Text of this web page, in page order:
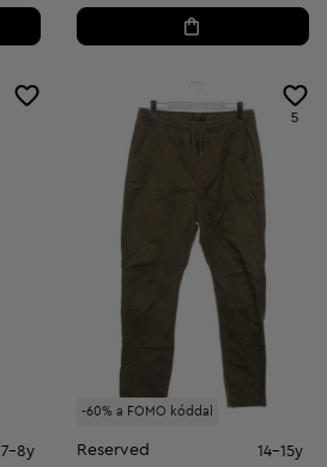
7-8y
-60% a FOMO kóddal
5
Reserved 14-15y